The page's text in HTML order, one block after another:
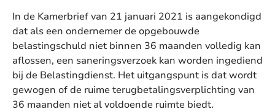
In de Kamerbrief van 21 januari 2021 is aangekondigd
dat als een ondernemer de opgebouwde
belastingschuld niet binnen 36 maanden volledig kan
aflossen, een saneringsverzoek kan worden ingediend
bij de Belastingdienst. Het uitgangspunt is dat wordt
gewogen of de ruime terugbetalingsverplichting van
36 maanden niet al voldoende ruimte biedt.